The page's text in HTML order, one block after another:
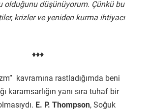
olduğunu düşünüyorum. Çünkü bu
krizler ve yeniden kurma ihtiyacı
♦♦♦
kavramına rastladığımda beni
karamsarlığın yanı sıra tuhaf bir
E. P. Thompson, Soğuk